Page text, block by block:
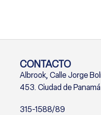
CONTACTO
Albrook, Calle Jorge
453. Ciudad de Panamá
315-1588/89